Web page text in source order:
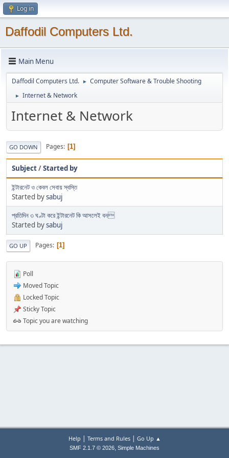
Log in
Daffodil Computers Ltd.
Main Menu
Daffodil Computers Ltd. ► Computer Software & Trouble Shooting
► Internet & Network
Internet & Network
GO DOWN Pages 1
Subject/Started by
ইন্টারনেট ও কেবল সেবায় স্বস্তি
Started bysabuj
প্রতিদিন ৩ ঘণ্টা করে ইন্টারনেট কি আসলেই বন
Started bysabuj
GO UP Pages 1
Poll
Moved Topic
Locked Topic
Sticky Topic
Topic you are watching
Help | Terms and Rules| Go Up ▲
SMF 2.1.7 © 2026, Simple Machines